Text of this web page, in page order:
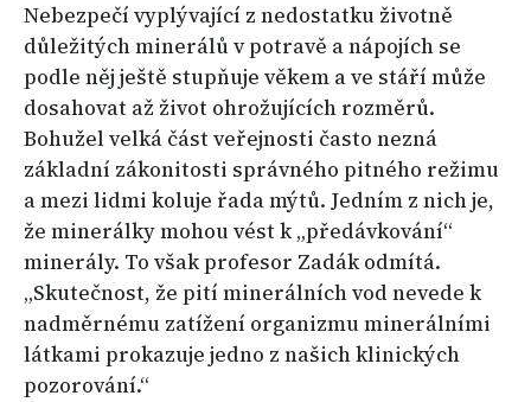
Nebezpečí vyplývající z nedostatku životně
důležitých minerálů v potravě a nápojích se
podle něj ještě stupňuje věkem a ve stáří může
dosahovat až život ohrožujících rozměrů.
Bohužel velká část veřejnosti často nezná
základní zákonitosti správného pitného režimu
a mezi lidmi koluje řada mýtů. Jedním z nich je,
že minerálky mohou vést k „předávkování“
minerály. To však profesor Zadák odmítá.
„Skutečnost, že pití minerálních vod nevede k
nadměrnému zatížení organizmu minerálními
látkami prokazuje jedno z našich klinických
pozorování.“